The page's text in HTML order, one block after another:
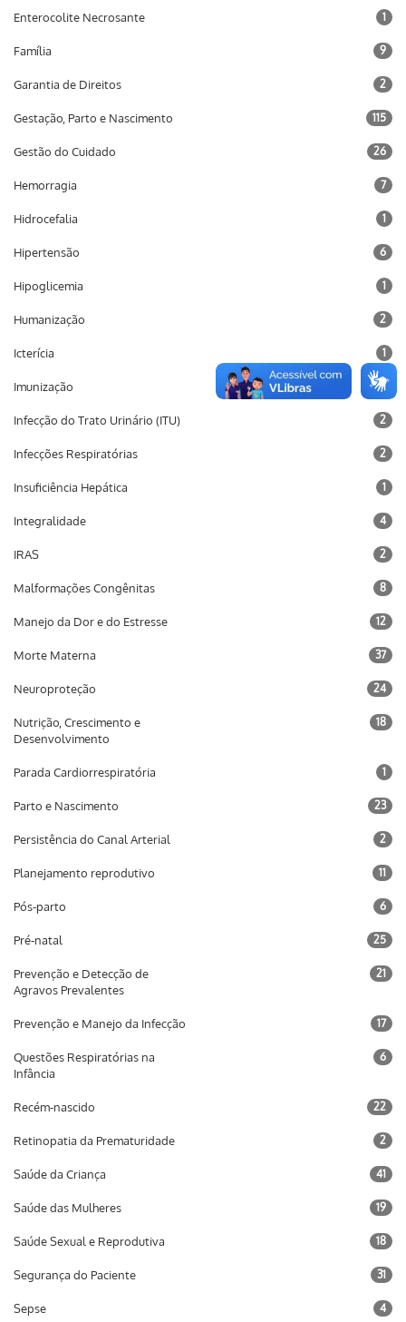
Enterocolite Necrosante 1
Família 9
Garantia de Direitos 2
Gestação, Parto e Nascimento 115
Gestão do Cuidado 26
Hemorragia 7
Hidrocefalia 1
Hipertensão 6
Hipoglicemia 1
Humanização 2
Icterícia 1
Imunização 10
Infecção do Trato Urinário (ITU) 2
Infecções Respiratórias 2
Insuficiência Hepática 1
Integralidade 4
IRAS 2
Malformações Congênitas 8
Manejo da Dor e do Estresse 12
Morte Materna 37
Neuroproteção 24
Nutrição, Crescimento e
Desenvolvimento
18
Parada Cardiorrespiratória 1
Parto e Nascimento 23
Persistência do Canal Arterial 2
Planejamento reprodutivo 11
Pós-parto 6
Pré-natal 25
Prevenção e Detecção de
Agravos Prevalentes
21
Prevenção e Manejo da Infecção 17
Questões Respiratórias na
Infância
6
Recém-nascido 22
Retinopatia da Prematuridade 2
Saúde da Criança 41
Saúde das Mulheres 19
Saúde Sexual e Reprodutiva 18
Segurança do Paciente 31
Sepse 4